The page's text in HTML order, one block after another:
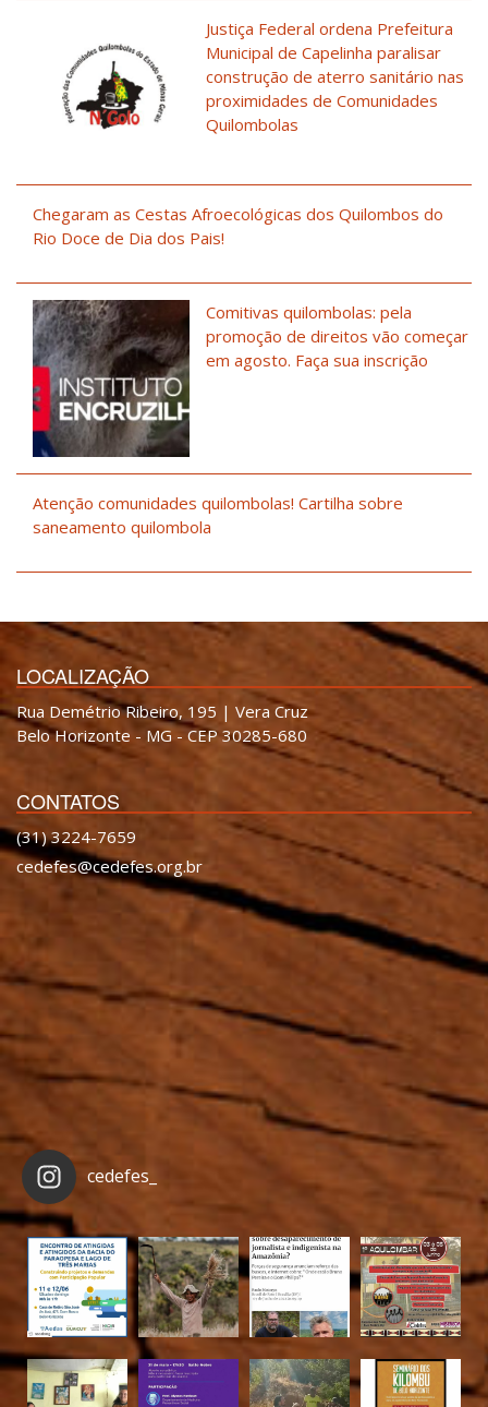
Justiça Federal ordena Prefeitura
Municipal de Capelinha paralisar
construção de aterro sanitário nas
proximidades de Comunidades
Quilombolas
Chegaram as Cestas Afroecológicas dos Quilombos do
Rio Doce de Dia dos Pais!
Comitivas quilombolas: pela
promoção de direitos vão começar
em agosto. Faça sua inscrição
Atenção comunidades quilombolas! Cartilha sobre
saneamento quilombola
LOCALIZAÇÃO
Rua Demétrio Ribeiro, 195 | Vera Cruz
Belo Horizonte - MG - CEP 30285-680
CONTATOS
(31) 3224-7659
cedefes@cedefes.org.br
cedefes_